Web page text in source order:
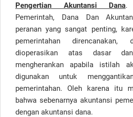
Pengertian Akuntansi Dana.
Pemerintah, Dana Dan
peranan yang sangat penting,
pemerintahan direncanakan,
dioperasikan atas dasar
mengherankan apabila istilah
digunakan untuk
pemerintahan. Oleh karena itu
bahwa sebenarnya akuntansi
dengan akuntansi dana.